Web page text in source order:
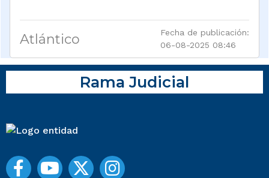
Atlántico
Fecha de publicación:
06-08-2025 08:46
Rama Judicial